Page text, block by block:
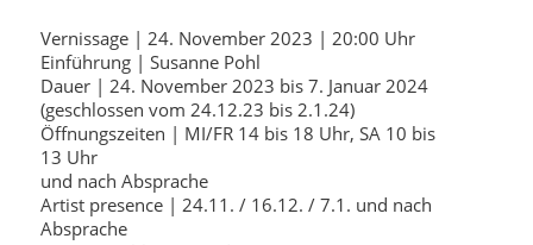
Vernissage | 24. November 2023 | 20:00 Uhr
Einführung | Susanne Pohl
Dauer | 24. November 2023 bis 7. Januar 2024
(geschlossen vom 24.12.23 bis 2.1.24)
Öffnungszeiten | MI/FR 14 bis 18 Uhr, SA 10 bis
13 Uhr
und nach Absprache
Artist presence | 24.11. / 16.12. / 7.1. und nach
Absprache